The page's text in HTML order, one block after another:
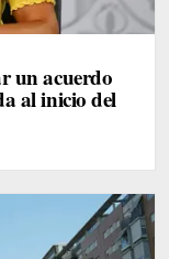
un acuerdo
al inicio del